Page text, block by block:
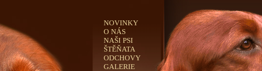
NOVINKY
O NÁS
NAŠI PSI
ŠTĚŇATA
ODCHOVY
GALERIE